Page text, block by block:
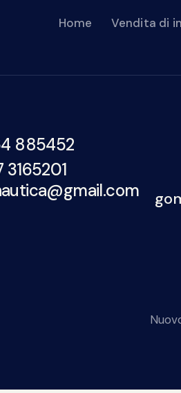
Home
Vendita di
885452
3165201